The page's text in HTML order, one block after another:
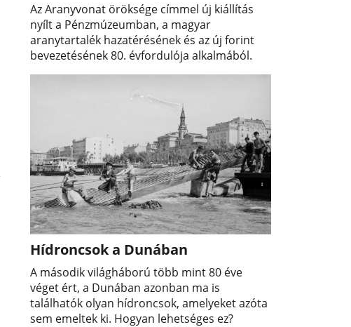
Az Aranyvonat öröksége címmel új kiállítás
nyílt a Pénzmúzeumban, a magyar
aranytartalék hazatérésének és az új forint
bevezetésének 80. évfordulója alkalmából.
Hídroncsok a Dunában
A második világháború több mint 80 éve
véget ért, a Dunában azonban ma is
találhatók olyan hídroncsok, amelyeket azóta
sem emeltek ki. Hogyan lehetséges ez?